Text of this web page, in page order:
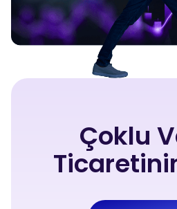
Çoklu